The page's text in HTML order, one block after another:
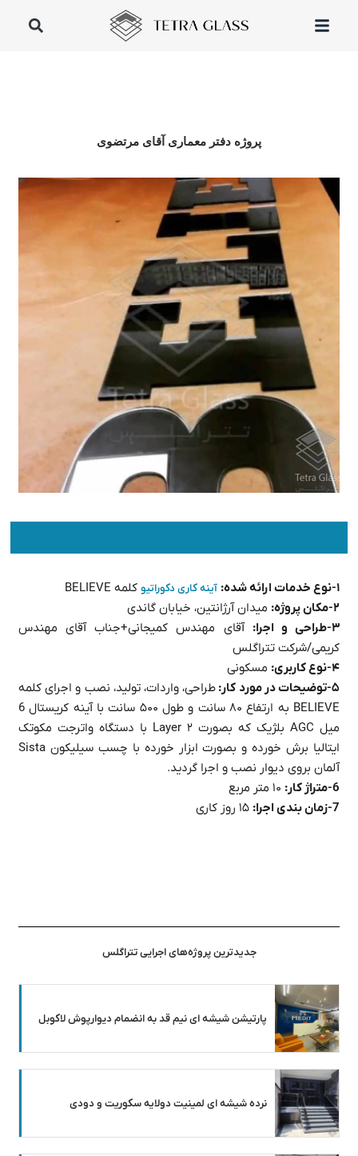
پروژه دفتر معماری آقای مرتضوی
۱-نوع خدمات ارائه شده: آینه کاری دکوراتیو کلمه BELIEVE
۲-مکان پروژه:
میدان آرژانتین، خیابان گاندی
۳-طراحی و اجرا:
آقای مهندس کمیجانی+جناب آقای مهندس
کریمی/شرکت تتراگلس
۴-نوع کاربری:
مسکونی
۵-توضیحات در مورد کار:
طراحی، واردات، تولید، نصب و اجرای کلمه
BELIEVE به ارتفاع ۸۰ سانت و طول ۵۰۰ سانت با آینه کریستال 6
میل AGC بلژیک که بصورت ۲ Layer با دستگاه واترجت مکوتک
ایتالیا برش خورده و بصورت ابزار خورده با چسب سیلیکون Sista
آلمان بروی دیوار نصب و اجرا گردید.
6-متراژ کار:
7-زمان بندی اجرا:
جدیدترین پروژه‌های اجرایی تتراگلس
پارتیشن شیشه ای نیم قد به انضمام دیوارپوش لاکوبل
نرده شیشه ای لمینیت دولایه سکوریت و دودی